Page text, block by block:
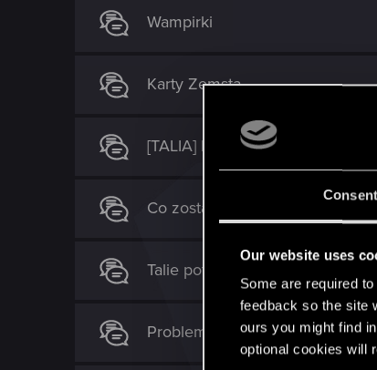
Consent
Our website uses
Some are required
feedback so the site
ours you might find
optional cookies will
Wampirki
Karty Zemsta
[TALIA] Eredin - Ognisty Sihill
Co zostało wycięte z Gwinta -
Talie potworów w open becie
Problem z Kuchtą